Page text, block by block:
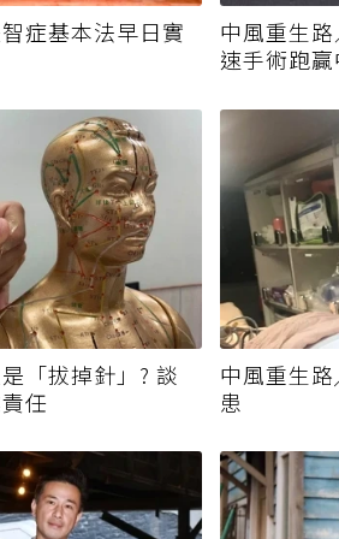
症基本法早日實
中風重生
速手術跑
「拔掉針」? 談
任
中風重生
患